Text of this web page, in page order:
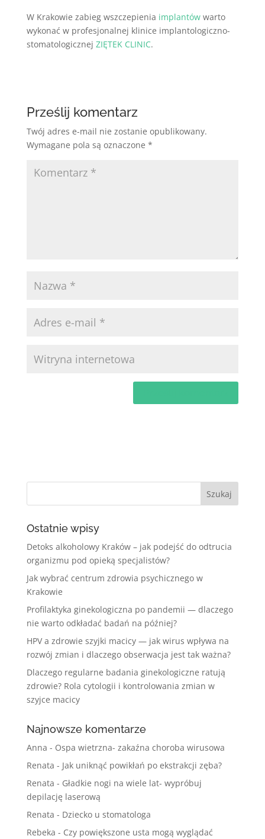
W Krakowie zabieg wszczepienia implantówwarto
wykonać w profesjonalnej klinice implantologiczno-
stomatologicznej ZIĘTEK CLINIC.
Prześlij komentarz
Twój adres e-mail nie zostanie opublikowany.
Wymagane pola są oznaczone *
Ostatnie wpisy
Detoks alkoholowy Kraków – jak podejść do odtrucia
organizmu pod opieką specjalistów?
Jak wybrać centrum zdrowia psychicznego w
Krakowie
Profilaktyka ginekologiczna po pandemii — dlaczego
nie warto odkładać badań na później?
HPV a zdrowie szyjki macicy — jak wirus wpływa na
rozwój zmian i dlaczego obserwacja jest tak ważna?
Dlaczego regularne badania ginekologiczne ratują
zdrowie? Rola cytologii i kontrolowania zmian w
szyjce macicy
Najnowsze komentarze
Anna - Ospa wietrzna- zakaźna choroba wirusowa
Renata - Jak uniknąć powikłań po ekstrakcji zęba?
Renata - Gładkie nogi na wiele lat- wypróbuj
depilację laserową
Renata - Dziecko u stomatologa
Rebeka - Czy powiększone usta mogą wyglądać